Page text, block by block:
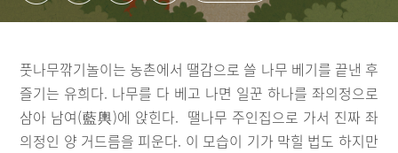
풋나무깎기놀이는 농촌에서 땔감으로 쓸 나무 베기를 끝낸 후
즐기는 유희다. 나무를 다 베고 나면 일꾼 하나를 좌의정으로
삼아 남여(藍輿)에 앉힌다. 땔나무 주인집으로 가서 진짜 좌
의정인 양 거드름을 피운다. 이 모습이 기가 막힐 법도 하지만